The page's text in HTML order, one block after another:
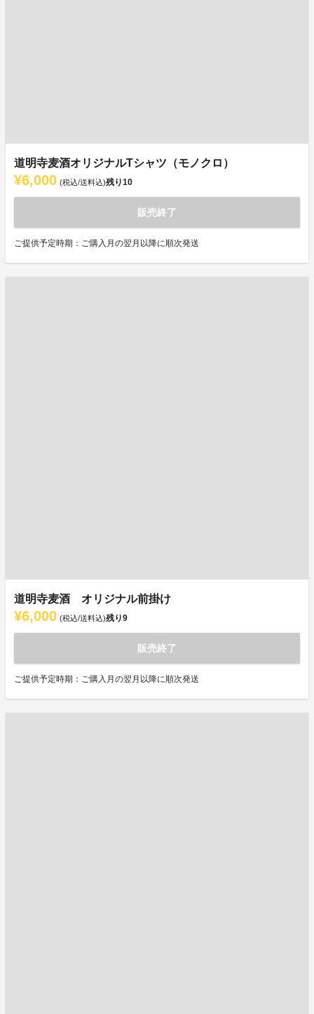
道明寺麦酒オリジナルTシャツ（モノクロ）
¥6,000 (税込/送料込)残り10
販売終了
ご提供予定時期：ご購入月の翌月以降に順次発送
道明寺麦酒 オリジナル前掛け
¥6,000 (税込/送料込)残り9
販売終了
ご提供予定時期：ご購入月の翌月以降に順次発送